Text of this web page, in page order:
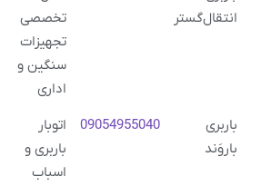
انتقال‌گستر
تخصصی
تجهیزات
سنگین و
اداری
باربری
باروَند
09054955040
اتوبار
باربری و
اسباب